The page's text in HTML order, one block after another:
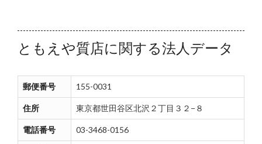
ともえや質店に関する法人データ
郵便番号 155-0031
住所 東京都世田谷区北沢２丁目３２−８
電話番号 03-3468-0156